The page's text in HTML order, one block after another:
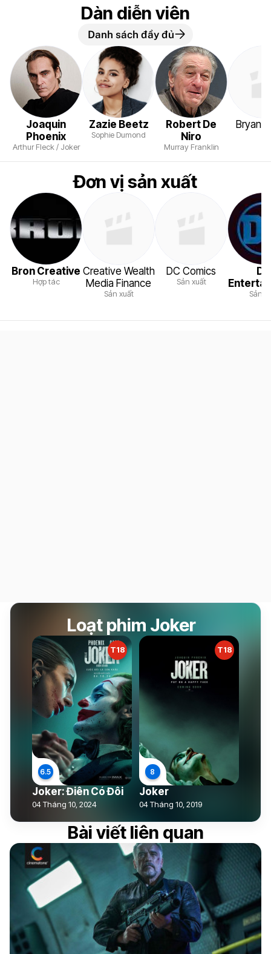
Dàn diễn viên
Danh sách đầy đủ
Joaquin
Phoenix
Arthur Fleck / Joker
Zazie Beetz
Sophie Dumond
Robert De
Niro
Murray Franklin
Bryan
Đơn vị sản xuất
Bron Creative
Hợp tác
Creative Wealth
Media Finance
Sản xuất
DC Comics
Sản xuất
DC
Sản
Loạt phim Joker
T18
Joker: Điên Có Đôi
04 Tháng 10, 2024
T18
Joker
04 Tháng 10, 2019
Bài viết liên quan